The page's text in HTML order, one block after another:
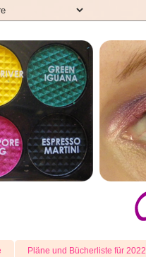
Pläne und Bücherliste für 2022